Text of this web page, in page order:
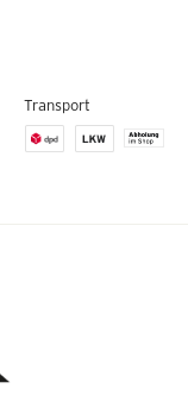
Transport